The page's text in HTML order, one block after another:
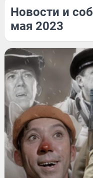
Новости и
мая 2023